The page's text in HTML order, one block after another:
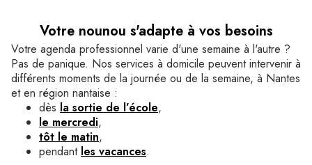
Votre nounou s'adapte à vos besoins
Votre agenda professionnel varie d'une semaine à l'autre ?
Pas de panique. Nos services à domicile peuvent intervenir à
différents moments de la journée ou de la semaine, à Nantes
et en région nantaise :
dès la sortie de l’école,
le mercredi,
tôt le matin,
pendant les vacances.